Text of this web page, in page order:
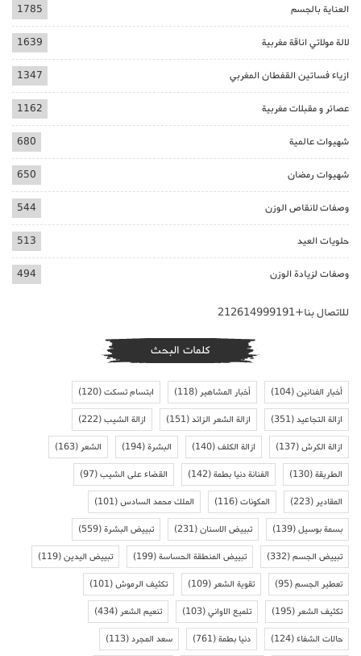
العناية بالجسم 1785
لالة مولاتي اناقة مغربية 1639
ازياء فساتين القفطان المغربي 1347
عصائر و مقبلات مغربية 1162
شهيوات عالمية 680
شهيوات رمضان 650
وصفات لانقاص الوزن 544
حلويات العيد 513
وصفات لزيادة الوزن 494
للاتصال بنا+212614999191
كلمات البحث
أخبار الفنانين(104) أخبار المشاهير(118) ابتسام تسكت(120)
ازالة التجاعيد(351) ازالة الشعر الزائد(151) ازالة الشيب(222)
ازالة الكرش(137) ازالة الكلف(140) البشرة(194) الشعر(163)
الطريقة(130) الفنانة دنيا بطمة(142) القضاء على الشيب(97)
المقادير(223) المكونات(116) الملك محمد السادس(101)
بسمة بوسيل(139) تبييض الاسنان(231) تبييض البشرة(559)
تبييض الجسم(332) تبييض المنطقة الحساسة(199) تبييض اليدين(119)
تعطير الجسم(95) تقوية الشعر(109) تكثيف الرموش(101)
تكثيف الشعر(195) تلميع الاواني(103) تنعيم الشعر(434)
حالات الشفاء(124) دنيا بطمة(761) سعد المجرد(113)